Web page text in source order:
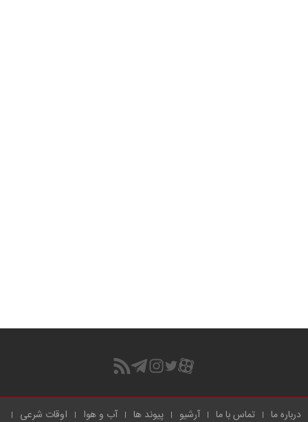
درباره ما تماس با ما آرشیو پیوند ها آب و هوا اوقات شرعی